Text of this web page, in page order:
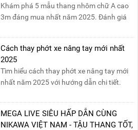
Khám phá 5 mẫu thang nhôm chữ A cao
3m đáng mua nhất năm 2025. Đánh giá
sản phẩm phù hợp!
Cách thay phớt xe nâng tay mới nhất
2025
Tìm hiểu cách thay phớt xe nâng tay mới
nhất năm 2025 với hướng dẫn chi tiết.
phớt đúng cách, giúp xe nâng hoạt động
hiệu quả và bền lâu!
MEGA LIVE SIÊU HẤP DẪN CÙNG
NIKAWA VIỆT NAM - TẬU THANG TỐT,